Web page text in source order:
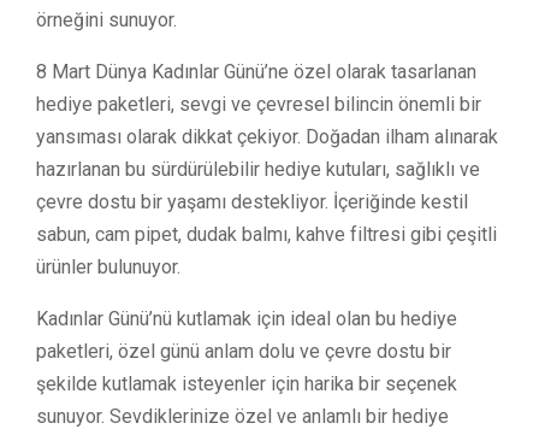
örneğini sunuyor.
8 Mart Dünya Kadınlar Günü’ne özel olarak tasarlanan
hediye paketleri, sevgi ve çevresel bilincin önemli bir
yansıması olarak dikkat çekiyor. Doğadan ilham alınarak
hazırlanan bu sürdürülebilir hediye kutuları, sağlıklı ve
çevre dostu bir yaşamı destekliyor. İçeriğinde kestil
sabun, cam pipet, dudak balmı, kahve filtresi gibi çeşitli
ürünler bulunuyor.
Kadınlar Günü’nü kutlamak için ideal olan bu hediye
paketleri, özel günü anlam dolu ve çevre dostu bir
şekilde kutlamak isteyenler için harika bir seçenek
sunuyor. Sevdiklerinize özel ve anlamlı bir hediye